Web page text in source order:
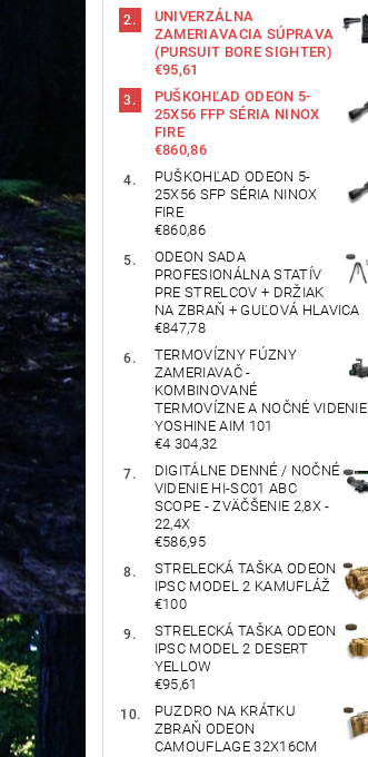
UNIVERZÁLNA
ZAMERIAVACIA SÚPRAVA
(PURSUIT BORE SIGHTER)
€95,61
PUŠKOHĽAD ODEON 5-
25X56 FFP SÉRIA NINOX
FIRE
€860,86
PUŠKOHĽAD ODEON 5-
25X56 SFP SÉRIA NINOX
FIRE
€860,86
ODEON SADA
PROFESIONÁLNA STATÍV
PRE STRELCOV + DRŽIAK
NA ZBRAŇ + GUĽOVÁ HLAVICA
€847,78
TERMOVÍZNY FÚZNY
ZAMERIAVAČ -
KOMBINOVANÉ
TERMOVÍZNE A NOČNÉ VIDENIE
YOSHINE AIM 101
€4 304,32
DIGITÁLNE DENNÉ / NOČNÉ
VIDENIE HI-SC01 ABC
SCOPE - ZVÄČŠENIE 2,8X -
22,4X
€586,95
STRELECKÁ TAŠKA ODEON
IPSC MODEL 2 KAMUFLÁŽ
€100
STRELECKÁ TAŠKA ODEON
IPSC MODEL 2 DESERT
YELLOW
€95,61
PUZDRO NA KRÁTKU
ZBRAŇ ODEON
CAMOUFLAGE 32X16CM